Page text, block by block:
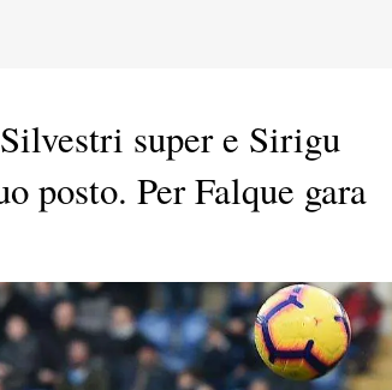
super e Sirigu
posto. Per Falque gara